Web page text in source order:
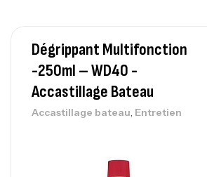
Dégrippant Multifonction
-250ml – WD40 -
Accastillage Bateau
Accastillage bateau, Entretien